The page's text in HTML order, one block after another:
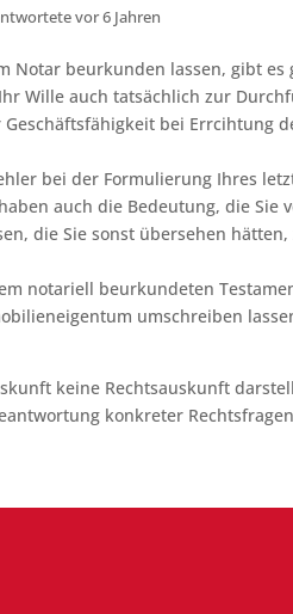
vor 6 Jahren
Notar beurkunden lassen, gibt
Wille auch tatsächlich zur
bei Errcihtung
bei der Formulierung Ihres
auch die Bedeutung, die Sie
die Sie sonst übersehen hätten,
notariell beurkundeten
umschreiben
keine Rechtsauskunft
konkreter